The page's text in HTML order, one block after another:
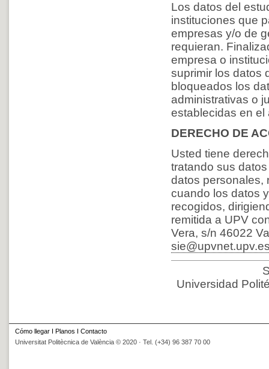
Los datos del
instituciones que
empresas y/o de
requieran.
empresa o
suprimir los datos
bloqueados los
administrativas o
establecidas en el
DERECHO DE
Usted tiene
tratando sus
datos personales,
cuando los datos
recogidos,
remitida a UPV
Vera, s/n 46022
Universidad
Cómo llegar Planos
Contacto
Universitat Politècnica de València © 2020 · Tel. (+34) 96 387 70 00